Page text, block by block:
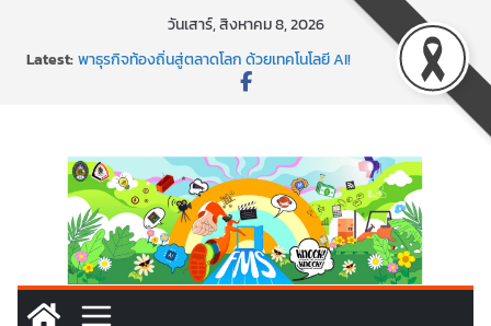
วันเสาร์, สิงหาคม 8, 2026
Latest:พร้อมลุยแล้ว! ปักหมุดโรดแมป AI อัปสกิลธุรกิจให้พุ่งทะยาน
พาธุรกิจท้องถิ่นสู่ตลาดโลก ด้วยเทคโนโลยี AI!
SMEs ยุคนี้ ถ้าไม่ใช้ AI ถือว่าพลาดมาก!
นอกจากเทคโนโลยีจะล้ำ หัวใจคนทำธุรกิจก็ต้องสตรอง!